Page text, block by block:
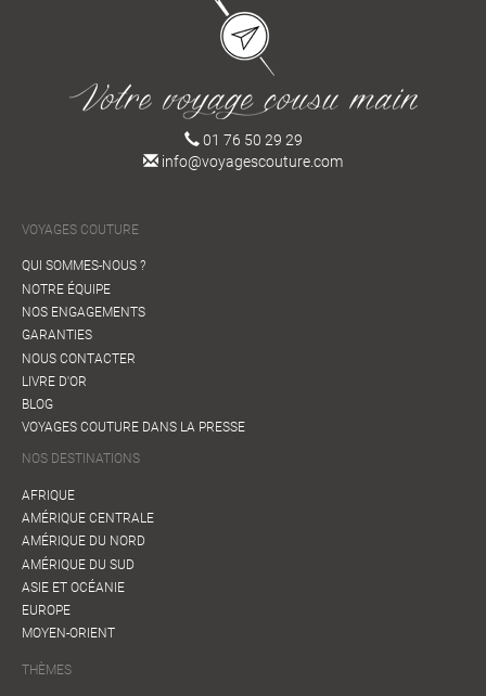
01 76 50 29 29
info@voyagescouture.com
VOYAGES COUTURE
QUI SOMMES-NOUS ?
NOTRE ÉQUIPE
NOS ENGAGEMENTS
GARANTIES
NOUS CONTACTER
LIVRE D'OR
BLOG
VOYAGES COUTURE DANS LA PRESSE
NOS DESTINATIONS
AFRIQUE
AMÉRIQUE CENTRALE
AMÉRIQUE DU NORD
AMÉRIQUE DU SUD
ASIE ET OCÉANIE
EUROPE
MOYEN-ORIENT
THÈMES